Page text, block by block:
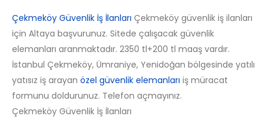
Çekmeköy Güvenlik İş İlanları Çekmeköy güvenlik iş ilanları
için Altaya başvurunuz. Sitede çalışacak güvenlik
elemanları aranmaktadır. 2350 tl+200 tl maaş vardır.
İstanbul Çekmeköy, Ümraniye, Yenidoğan bölgesinde yatılı
yatısız iş arayan özel güvenlik elemanları iş müracat
formunu doldurunuz. Telefon açmayınız.
Çekmeköy Güvenlik İş İlanları